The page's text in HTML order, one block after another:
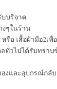
บริจาค
งๆในร้าน
รือ เสื้อผ้ามือ2เ
วไปได้รับทราบ
งและอุปกรณ์กลั